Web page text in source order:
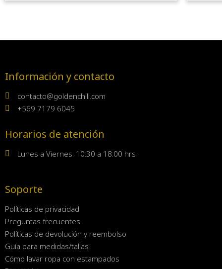
Información y contacto
contacto@goldenchill.com
+569 7179 6045
Horarios de atención
Lunes a Viernes: 10:30 a 18:00 hrs
Soporte
Políticas de privacidad
Preguntas frecuentes
Políticas de devolución y reembolso
Guía para medidas/tallas
Cómo lavar ropa con estampados